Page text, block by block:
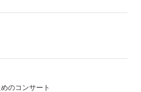
のコンサート